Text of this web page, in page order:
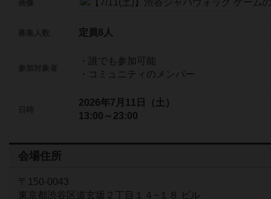
定員8人
・誰でも参加可能
・コミュニティのメンバー
2026年7月11日（土）
13:00～23:00
会場住所
〒150-0043
東京都渋谷区道玄坂２丁目１４−１８ ビル